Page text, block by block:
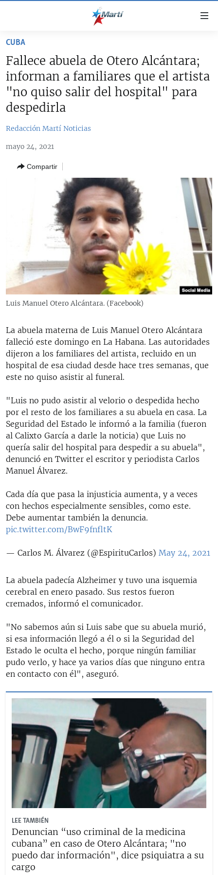
accesibilidad
contenido
principal
principal
CUBA
DERECHOS HUMANOS
SOBRE CUBA
ESTADOS UNIDOS
ESTADOS UNIDOS
AMÉRICA LATINA
OPINIÓN GRÁFICA
AUDIOVISUALES MARTÍ
RADIO MARTÍ
ESPECIALES
ESPECIALES
LA REALIDAD DE LA VIVIENDA EN CUBA
LOS SANTOS DE HIALEAH
DESINFORMACIÓN RUSA EN AMÉRICA LATINA
LA INVASIÓN DE RUSIA A UCRANIA
MULTIMEDIA
EDITORIALES
SÍGUENOS
CUBA
Fallece abuela de Otero Alcántara;
informan a familiares que el artista
"no quiso salir del hospital" para
despedirla
Redacción Martí Noticias
mayo 24, 2021
Compartir
Luis Manuel Otero Alcántara. (Facebook)
La abuela materna de Luis Manuel Otero Alcántara
falleció este domingo en La Habana. Las autoridades
dijeron a los familiares del artista, recluido en un
hospital de esa ciudad desde hace tres semanas, que
este no quiso asistir al funeral.
"Luis no pudo asistir al velorio o despedida hecho
por el resto de los familiares a su abuela en casa. La
Seguridad del Estado le informó a la familia (fueron
al Calixto García a darle la noticia) que Luis no
quería salir del hospital para despedir a su abuela",
denunció en Twitter el escritor y periodista Carlos
Manuel Álvarez.
Cada día que pasa la injusticia aumenta, y a veces
con hechos especialmente sensibles, como este.
Debe aumentar también la denuncia.
pic.twitter.com/BwF9fnfltK
— Carlos M. Álvarez (@EspirituCarlos) May 24, 2021
La abuela padecía Alzheimer y tuvo una isquemia
cerebral en enero pasado. Sus restos fueron
cremados, informó el comunicador.
"No sabemos aún si Luis sabe que su abuela murió,
si esa información llegó a él o si la Seguridad del
Estado le oculta el hecho, porque ningún familiar
pudo verlo, y hace ya varios días que ninguno entra
en contacto con él", aseguró.
LEE TAMBIÉN
Denuncian “uso criminal de la medicina
cubana” en caso de Otero Alcántara; "no
puedo dar información", dice psiquiatra a su
cargo